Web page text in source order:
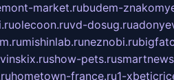
market.rubudem-
olecoon.ruvd-dosug.ru
mishinlab.runeznobi.ru
show-pets.ru
hometown-france.ru1-